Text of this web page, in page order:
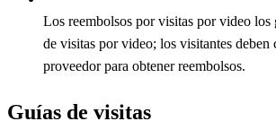
Los reembolsos por visitas por video los
de visitas por video; los visitantes deben
proveedor para obtener reembolsos.
Guías de visitas